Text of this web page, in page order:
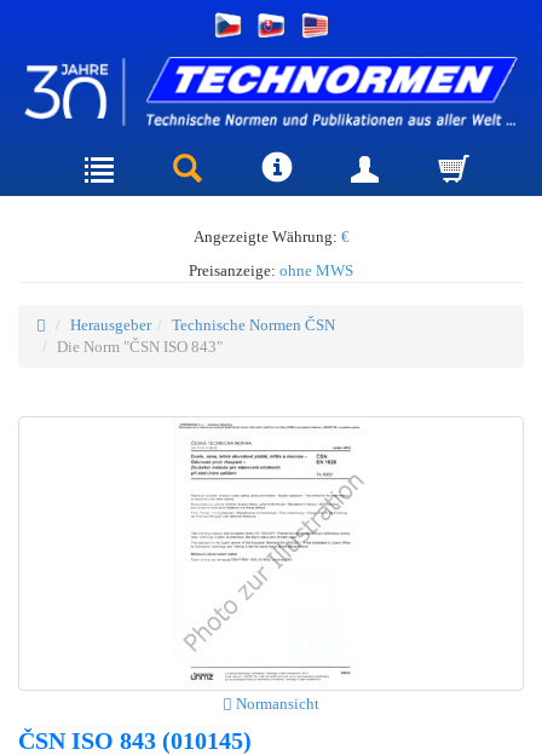
Angezeigte Währung: €
Preisanzeige: ohne MWS
Herausgeber
Technische Normen ČSN
Die Norm "ČSN ISO 843"
Normansicht
ČSN ISO 843 (010145)